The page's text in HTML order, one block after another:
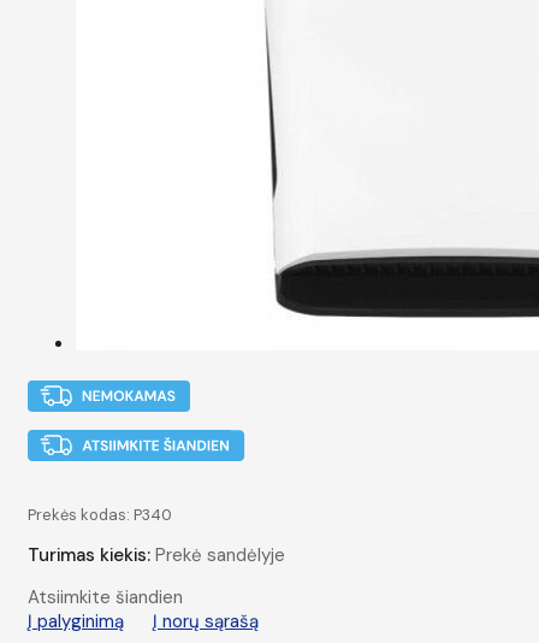
Prekės kodas: P340
Turimas kiekis: Prekė sandėlyje
Atsiimkite šiandien
Į palyginimą
Į norų sąrašą